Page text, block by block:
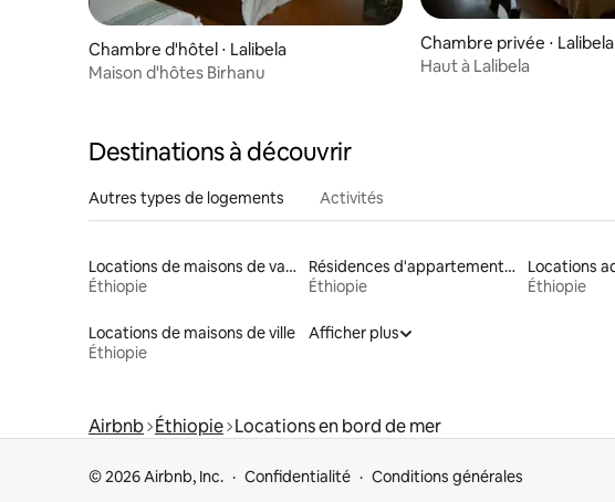
Chambre d'hôtel ⋅ Lalibela
Maison d'hôtes Birhanu
Chambre privée ⋅ Lalibela
Haut à Lalibela
Destinations à découvrir
Autres types de logements Activités
Locations de maisons de vacances
Éthiopie
Résidences d'appartements en location
Éthiopie
Éthiopie
Locations de maisons de ville
Éthiopie
Afficher plus
Airbnb Éthiopie Locations en bord de mer
© 2026 Airbnb, Inc. Confidentialité Conditions générales